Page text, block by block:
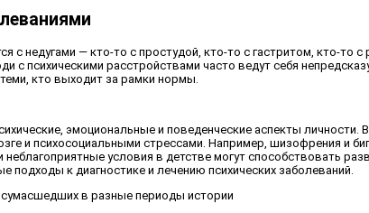
недугами — кто-то с простудой, кто-то с гастритом, кто-то
психическими расстройствами часто ведут себя
кто выходит за рамки нормы.
эмоциональные и поведенческие аспекты
и психосоциальными стрессами. Например, шизофрения и
условия в детстве могут способствовать
к диагностике и лечению психических заболеваний.